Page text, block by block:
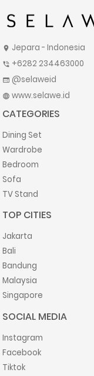
location_on Jepara - Indonesia
phone_in_talk +6282 234463000
web @selaweid
language www.selawe.id
CATEGORIES
Dining Set
Wardrobe
Bedroom
Sofa
TV Stand
TOP CITIES
Jakarta
Bali
Bandung
Malaysia
Singapore
SOCIAL MEDIA
Instagram
Facebook
Tiktok